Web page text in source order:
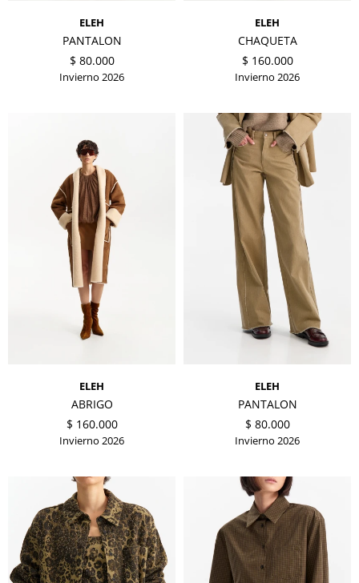
ELEH
PANTALON
$ 80.000
Invierno 2026
ELEH
CHAQUETA
$ 160.000
Invierno 2026
ELEH
ABRIGO
$ 160.000
Invierno 2026
ELEH
PANTALON
$ 80.000
Invierno 2026